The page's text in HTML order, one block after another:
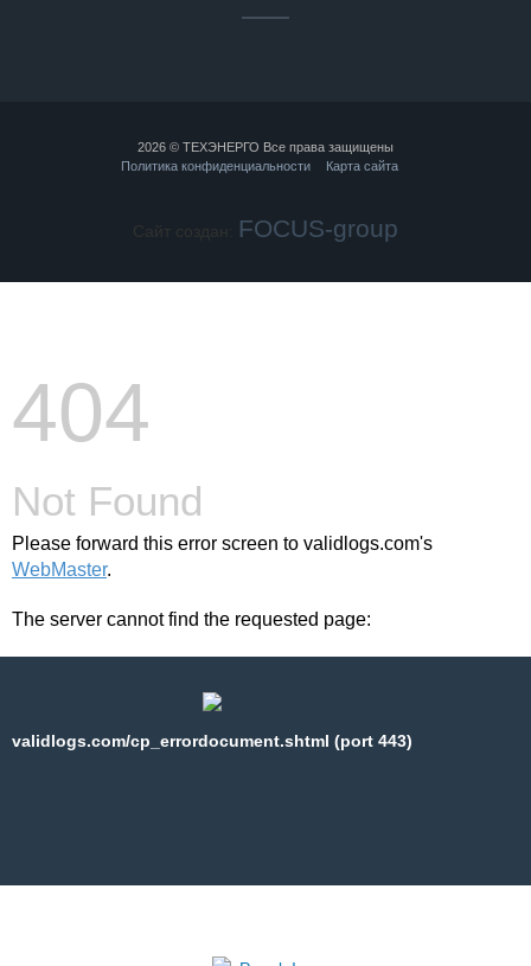
2026 © ТЕХЭНЕРГО Все права защищены
Политика конфиденциальности
Карта сайта
FOCUS-group
404
Not Found
Please forward this error screen to validlogs.com's
WebMaster.
The server cannot find the requested page:
validlogs.com/cp_errordocument.shtml (port 443)